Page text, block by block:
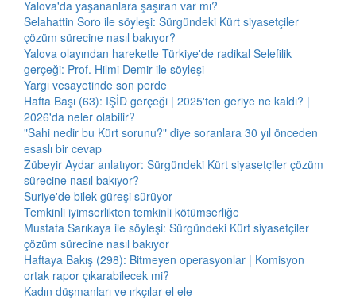
Yalova'da yaşananlara şaşıran var mı?
Selahattin Soro ile söyleşi: Sürgündeki Kürt siyasetçiler
çözüm sürecine nasıl bakıyor?
Yalova olayından hareketle Türkiye'de radikal Selefilik
gerçeği: Prof. Hilmi Demir ile söyleşi
Yargı vesayetinde son perde
Hafta Başı (63): IŞİD gerçeği | 2025'ten geriye ne kaldı? |
2026'da neler olabilir?
"Sahi nedir bu Kürt sorunu?" diye soranlara 30 yıl önceden
esaslı bir cevap
Zübeyir Aydar anlatıyor: Sürgündeki Kürt siyasetçiler çözüm
sürecine nasıl bakıyor?
Suriye'de bilek güreşi sürüyor
Temkinli iyimserlikten temkinli kötümserliğe
Mustafa Sarıkaya ile söyleşi: Sürgündeki Kürt siyasetçiler
çözüm sürecine nasıl bakıyor
Haftaya Bakış (298): Bitmeyen operasyonlar | Komisyon
ortak rapor çıkarabilecek mi?
Kadın düşmanları ve ırkçılar el ele